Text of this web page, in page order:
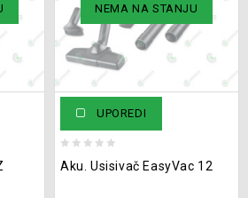
NEMA NA STANJU
UPOREDI
out
Aku. Usisivač EasyVac 12